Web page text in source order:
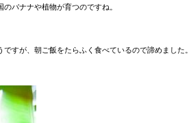
バナナや植物が育つのですね。
すが、朝ご飯をたらふく食べているので諦めました。